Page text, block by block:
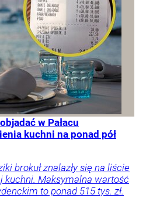
w Pałacu
kuchni na ponad pół
brokuł znalazły się na liście
kuchni. Maksymalna wartość
to ponad 515 tys. zł.